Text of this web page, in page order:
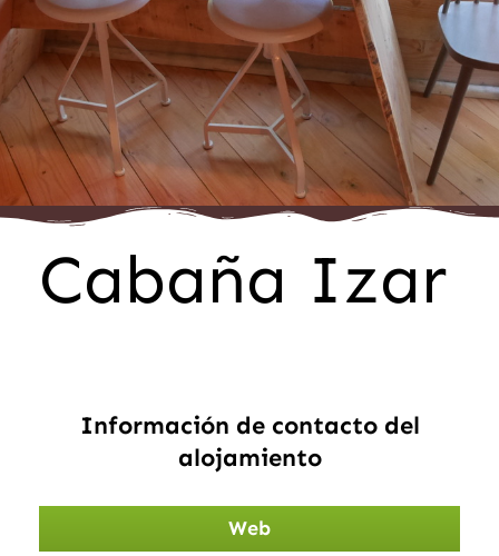
Cabaña Izar
Información de contacto del
alojamiento
Web